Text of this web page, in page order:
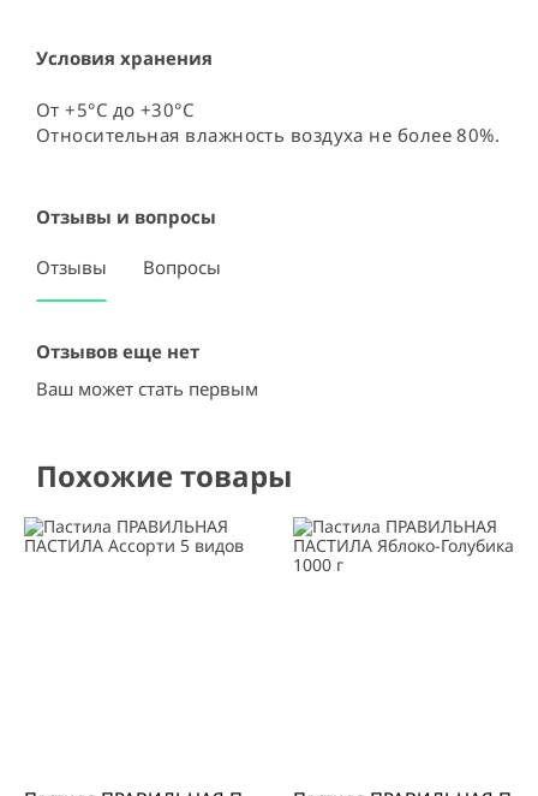
Условия хранения
От +5°С до +30°С
Относительная влажность воздуха не более 80%.
Отзывы и вопросы
Отзывы Вопросы
Отзывов еще нет
Ваш может стать первым
Похожие товары